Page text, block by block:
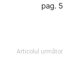
pag. 5
Articolul următor